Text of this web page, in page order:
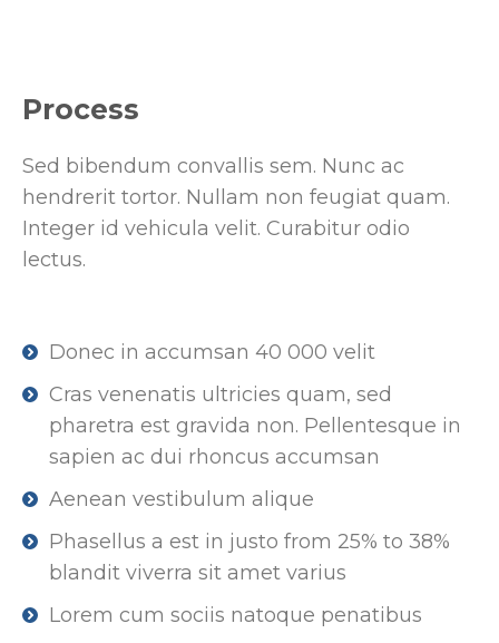
Process
Sed bibendum convallis sem. Nunc ac
hendrerit tortor. Nullam non feugiat quam.
Integer id vehicula velit. Curabitur odio
lectus.
Donec in accumsan 40 000 velit
Cras venenatis ultricies quam, sed
pharetra est gravida non. Pellentesque in
sapien ac dui rhoncus accumsan
Aenean vestibulum alique
Phasellus a est in justo from 25% to 38%
blandit viverra sit amet varius
Lorem cum sociis natoque penatibus